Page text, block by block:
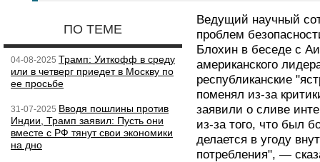
ПО ТЕМЕ
04-08-2025 Трамп: Уиткофф в среду
или в четверг приедет в Москву по
ее просьбе
31-07-2025 Вводя пошлины против
Индии, Трамп заявил: Пусть они
вместе с РФ тянут свои экономики
на дно
Ведущий научный
проблем
Блохин в беседе с
американского
республиканские
поменял из-за
заявили о сливе
из-за того, что был
делается в угоду
потребления", —